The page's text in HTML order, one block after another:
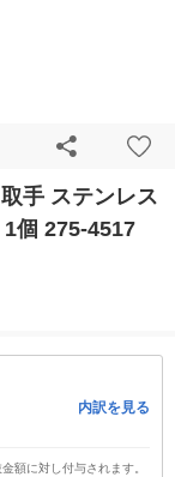
手 ステンレス
個 275-4517
内訳を見る
額に対し付与されます。